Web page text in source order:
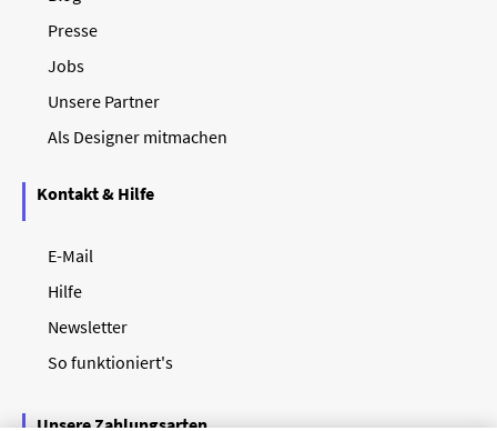
Presse
Jobs
Unsere Partner
Als Designer mitmachen
Kontakt & Hilfe
E-Mail
Hilfe
Newsletter
So funktioniert's
Unsere Zahlungsarten